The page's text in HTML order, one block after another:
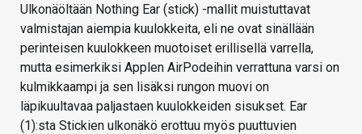
Ulkonäöltään Nothing Ear (stick) -mallit muistuttavat
valmistajan aiempia kuulokkeita, eli ne ovat sinällään
perinteisen kuulokkeen muotoiset erillisellä varrella,
mutta esimerkiksi Applen AirPodeihin verrattuna varsi on
kulmikkaampi ja sen lisäksi rungon muovi on
läpikuultavaa paljastaen kuulokkeiden sisukset. Ear
(1):sta Stickien ulkonäkö erottuu myös puuttuvien